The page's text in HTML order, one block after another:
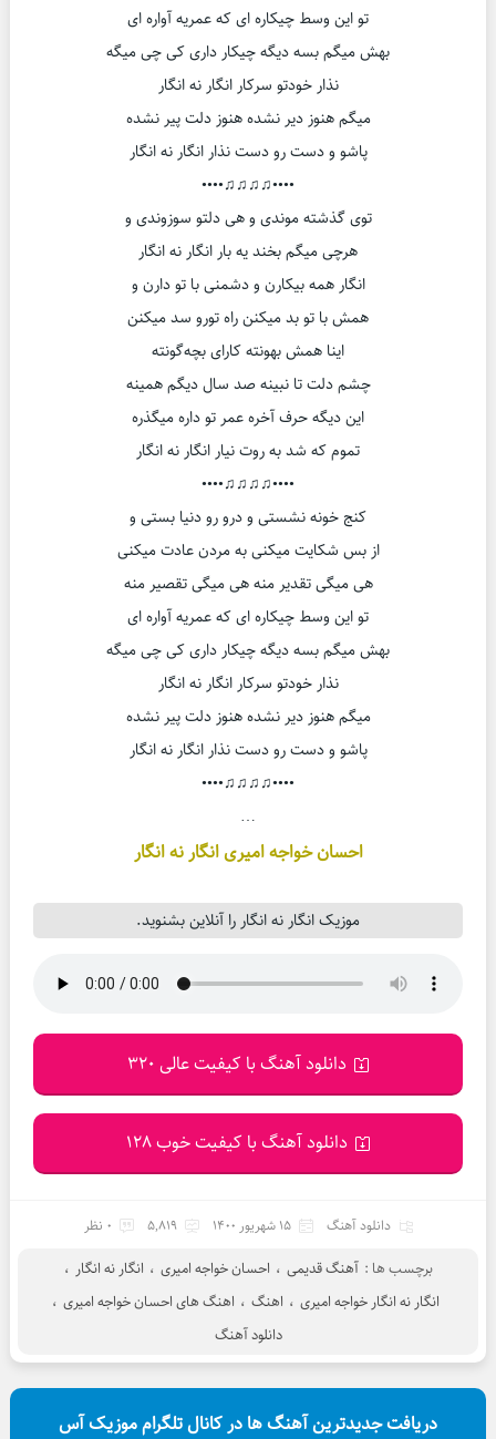
تو این وسط چیکاره ای که عمریه آواره ای
بهش میگم بسه دیگه چیکار داری کی چی میگه
نذار خودتو سرکار انگار نه انگار
میگم هنوز دیر نشده هنوز دلت پیر نشده
پاشو و دست رو دست نذار انگار نه انگار
••••♫♫♫♫••••
توی گذشته موندی و هی دلتو سوزوندی و
هرچی میگم بخند یه بار انگار نه انگار
انگار همه بیکارن و دشمنی با تو دارن و
همش با تو بد میکنن راه تورو سد میکنن
اینا همش بهونته کارای بچه‌گونته
چشم دلت تا نبینه صد سال دیگم همینه
این دیگه حرف آخره عمر تو داره میگذره
تموم که شد به روت نیار انگار نه انگار
••••♫♫♫♫••••
کنج خونه نشستی و درو رو دنیا بستی و
از بس شکایت میکنی به مردن عادت میکنی
هی میگی تقدیر منه هی میگی تقصیر منه
تو این وسط چیکاره ای که عمریه آواره ای
بهش میگم بسه دیگه چیکار داری کی چی میگه
نذار خودتو سرکار انگار نه انگار
میگم هنوز دیر نشده هنوز دلت پیر نشده
پاشو و دست رو دست نذار انگار نه انگار
••••♫♫♫♫••••
…
احسان خواجه امیری انگار نه انگار
موزیک انگار نه انگار را آنلاین بشنوید.
دانلود آهنگ با کیفیت عالی 320
دانلود آهنگ با کیفیت خوب 128
دانلود آهنگ 15 شهریور 1400 5,819 0 نظر
برچسب ها : آهنگ قدیمی ، احسان خواجه امیری ، انگار نه انگار ،
انگار نه انگار خواجه امیری ، اهنگ ، اهنگ های احسان خواجه امیری ،
دانلود آهنگ
دریافت جدیدترین آهنگ ها در کانال تلگرام موزیک آس